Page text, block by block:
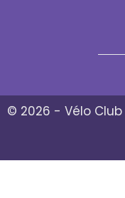
© 2026 - Vélo